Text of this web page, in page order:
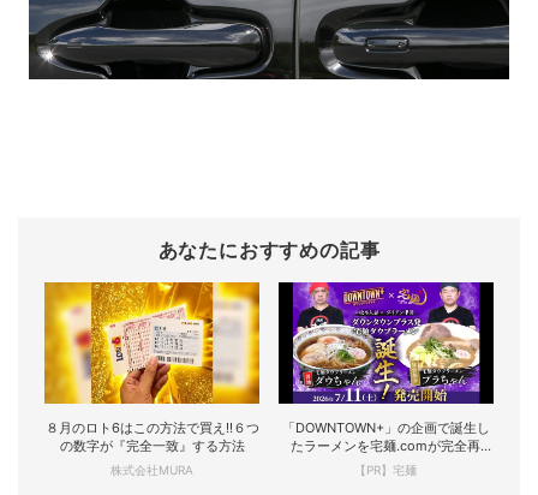
あなたにおすすめの記事
８月のロト6はこの方法で買え!!６つ
の数字が『完全一致』する方法
株式会社MURA
「DOWNTOWN+」の企画で誕生し
たラーメンを宅麺.comが完全再
現！
【PR】宅麺